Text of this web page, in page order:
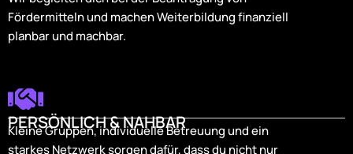
Fördermitteln und machen Weiterbildung finanziell
planbar und machbar.
PERSÖNLICH & NAHBAR
Kleine Gruppen, individuelle Betreuung und ein
starkes Netzwerk sorgen dafür, dass du nicht nur